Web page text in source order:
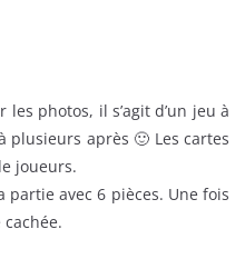
photos, il s’agit d’un jeu à
plusieurs après 🙂 Les cartes
joueurs.
avec 6 pièces. Une fois